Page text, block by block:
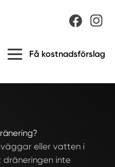
Få kostnadsförslag
eller vatten i
inte